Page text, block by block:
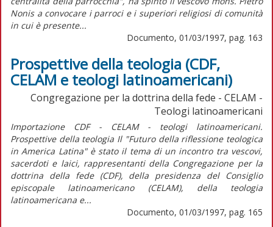
Nonis a convocare i parroci e i superiori religiosi di comunità
in cui è presente...
Documento, 01/03/1997, pag. 163
Prospettive della teologia (CDF,
CELAM e teologi latinoamericani)
Congregazione per la dottrina della fede - CELAM -
Teologi latinoamericani
Importazione CDF - CELAM - teologi latinoamericani.
Prospettive della teologia Il "Futuro della riflessione teologica
in America Latina" è stato il tema di un incontro tra vescovi,
sacerdoti e laici, rappresentanti della Congregazione per la
dottrina della fede (CDF), della presidenza del Consiglio
episcopale latinoamericano (CELAM), della teologia
latinoamericana e...
Documento, 01/03/1997, pag. 165